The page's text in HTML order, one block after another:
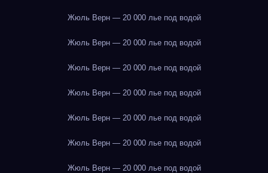
Жюль Верн — 20 000 лье под водой
Жюль Верн — 20 000 лье под водой
Жюль Верн — 20 000 лье под водой
Жюль Верн — 20 000 лье под водой
Жюль Верн — 20 000 лье под водой
Жюль Верн — 20 000 лье под водой
Жюль Верн — 20 000 лье под водой